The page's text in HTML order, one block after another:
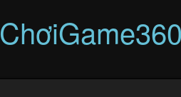
ChơiGame360